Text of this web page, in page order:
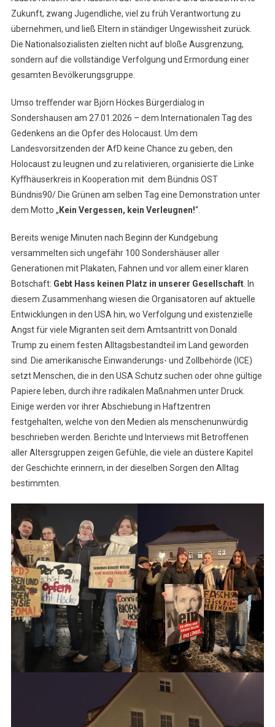
Demonstration
Gegen
Zukunft, zwang Jugendliche, viel zu früh Verantwortung zu
übernehmen, und ließ Eltern in ständiger Ungewissheit zurück.
Die Nationalsozialisten zielten nicht auf bloße Ausgrenzung,
sondern auf die vollständige Verfolgung und Ermordung einer
gesamten Bevölkerungsgruppe.
Umso treﬀender war Björn Höckes Bürgerdialog in
Sondershausen am 27.01.2026 – dem Internationalen Tag des
Gedenkens an die Opfer des Holocaust. Um dem
Landesvorsitzenden der AfD keine Chance zu geben, den
Holocaust zu leugnen und zu relativieren, organisierte die Linke
Kyﬀhäuserkreis in Kooperation mit dem Bündnis OST
Bündnis90/ Die Grünen am selben Tag eine Demonstration unter
dem Motto „ Kein Vergessen, kein Verleugnen!“.
Bereits wenige Minuten nach Beginn der Kundgebung
versammelten sich ungefähr 100 Sondershäuser aller
Generationen mit Plakaten, Fahnen und vor allem einer klaren
Botschaft: Gebt Hass keinen Platz in unserer Gesellschaft. In
diesem Zusammenhang wiesen die Organisatoren auf aktuelle
Entwicklungen in den USA hin, wo Verfolgung und existenzielle
Angst für viele Migranten seit dem Amtsantritt von Donald
Trump zu einem festen Alltagsbestandteil im Land geworden
sind. Die amerikanische Einwanderungs- und Zollbehörde (ICE)
setzt Menschen, die in den USA Schutz suchen oder ohne gültige
Papiere leben, durch ihre radikalen Maßnahmen unter Druck.
Einige werden vor ihrer Abschiebung in Haftzentren
festgehalten, welche von den Medien als menschenunwürdig
beschrieben werden. Berichte und Interviews mit Betroﬀenen
aller Altersgruppen zeigen Gefühle, die viele an düstere Kapitel
der Geschichte erinnern, in der dieselben Sorgen den Alltag
bestimmten.